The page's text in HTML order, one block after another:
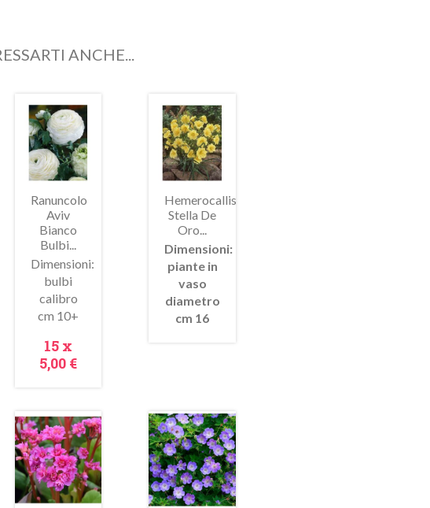
ANCHE...
Anteprima
Ranuncolo
Aviv
Bianco
Bulbi...
Dimensioni:
bulbi
calibro
cm 10+
Prezzo
15 x
5,00 €
Anteprima
Hemerocallis
Stella De
Oro...
Dimensioni:
piante in
vaso
diametro
cm 16
saldo!